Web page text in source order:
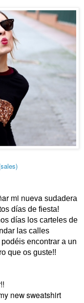
mi nueva sudadera
días de fiesta!
días los carteles de
las calles
encontrar a un
que os guste!!
new sweatshirt